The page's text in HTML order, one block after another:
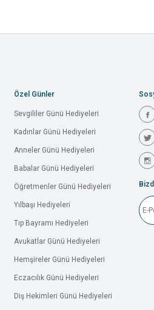
Özel Günler
Sevgililer Günü Hediyeleri
Kadınlar Günü Hediyeleri
Anneler Günü Hediyeleri
Babalar Günü Hediyeleri
Öğretmenler Günü Hediyeleri
Yılbaşı Hediyeleri
Tıp Bayramı Hediyeleri
Avukatlar Günü Hediyeleri
Hemşireler Günü Hediyeleri
Eczacılık Günü Hediyeleri
Diş Hekimleri Günü Hediyeleri